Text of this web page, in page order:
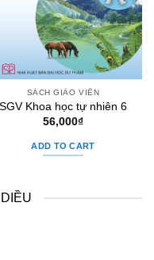
SÁCH GIÁO VIÊN
SGV Khoa học tự nhiên 6
56,000₫
ADD TO CART